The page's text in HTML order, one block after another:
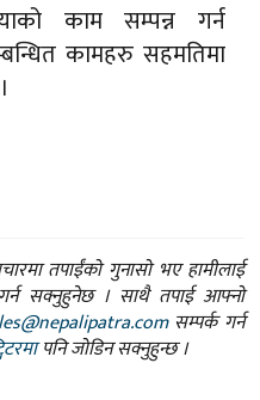
काम सम्पन्न गर्न
कामहरु सहमतिमा
तपाईंको गुनासो भए हामीलाई
सक्नुहुनेछ । साथै तपाई आफ्नो
सम्पर्क गर्न
पनि जोडिन सक्नुहुन्छ ।